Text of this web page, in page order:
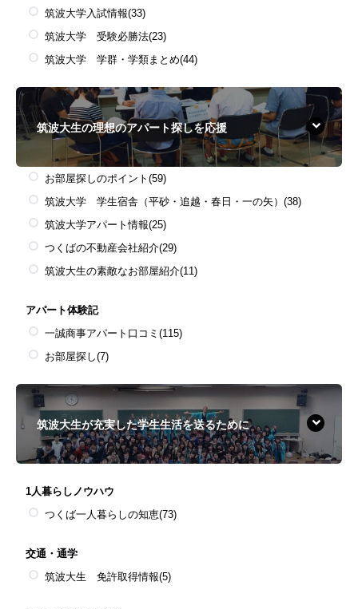
筑波大学入試情報(33)
筑波大学 受験必勝法(23)
筑波大学 学群・学類まとめ(44)
筑波大生の理想のアパート探しを応援
お部屋探しのポイント (59)
筑波大学 学生宿舎（平砂・追越・春日・一の矢） (38)
筑波大学アパート情報(25)
つくばの不動産会社紹介(29)
筑波大生の素敵なお部屋紹介(11)
アパート体験記
一誠商事アパート口コミ (115)
お部屋探し(7)
筑波大生が充実した学生生活を送るために
1人暮らしノウハウ
つくば一人暮らしの知恵(73)
交通・通学
筑波大生 免許取得情報(5)